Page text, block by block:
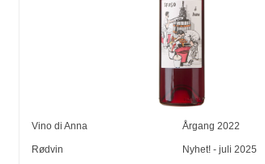
Vino di Anna Årgang 2022
Rødvin Nyhet! - juli 2025